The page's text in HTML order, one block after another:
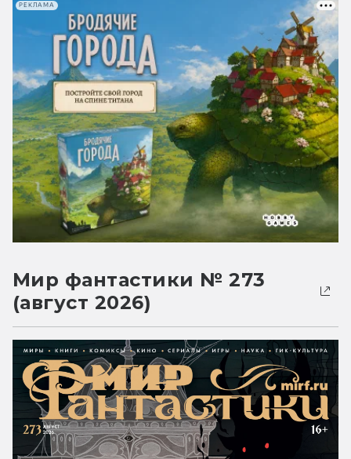
РЕКЛАМА
Мир фантастики № 273
(август 2026)